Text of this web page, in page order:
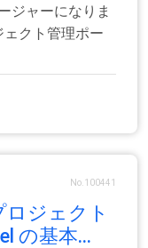
ジャーになりま
ェクト管理ポー
No.100441
ジェクト
の基本...